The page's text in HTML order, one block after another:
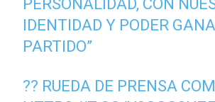
PERSONALIDAD, CON
IDENTIDAD Y PODER
PARTIDO”
?? RUEDA DE PRENSA